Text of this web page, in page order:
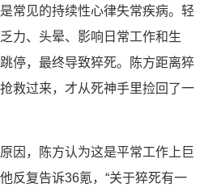
常见的持续性心律失常疾病。轻
力、头晕、影响日常工作和生
停，最终导致猝死。陈方距离猝
救过来，才从死神手里捡回了一
因，陈方认为这是平常工作上巨
反复告诉36氪，“关于猝死有一